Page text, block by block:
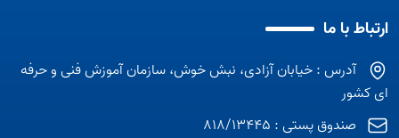
ارتباط با ما
آدرس : خیابان آزادی، نبش خوش، سازمان آموزش فنی و حرفه
ای کشور
صندوق پستی : 818/13445